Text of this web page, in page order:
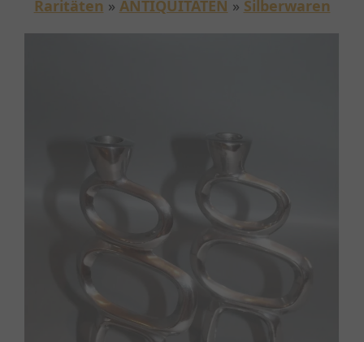
Raritäten » ANTIQUITÄTEN » Silberwaren